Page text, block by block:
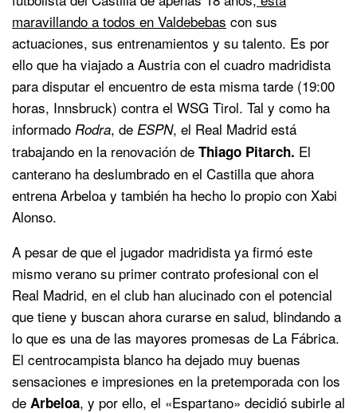
maravillando a todos en Valdebebas con sus
actuaciones, sus entrenamientos y su talento. Es por
ello que ha viajado a Austria con el cuadro madridista
para disputar el encuentro de esta misma tarde (19:00
horas, Innsbruck) contra el WSG Tirol. Tal y como ha
informado Rodra, de ESPN, el Real Madrid está
trabajando en la renovación de Thiago Pitarch. El
canterano ha deslumbrado en el Castilla que ahora
entrena Arbeloa y también ha hecho lo propio con Xabi
Alonso.
A pesar de que el jugador madridista ya firmó este
mismo verano su primer contrato profesional con el
Real Madrid, en el club han alucinado con el potencial
que tiene y buscan ahora curarse en salud, blindando a
lo que es una de las mayores promesas de La Fábrica.
El centrocampista blanco ha dejado muy buenas
sensaciones e impresiones en la pretemporada con los
de Arbeloa, y por ello, el «Espartano» decidió subirle al